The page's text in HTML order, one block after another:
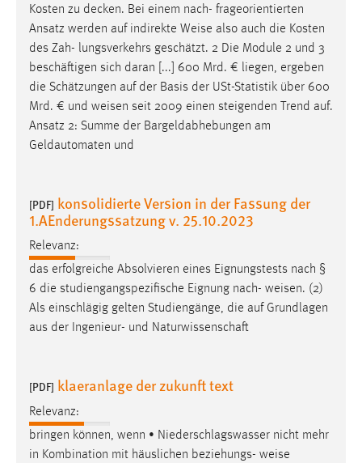
Kosten zu decken. Bei einem nach- frageorientierten
Ansatz werden auf indirekte Weise also auch die Kosten
des Zah- lungsverkehrs geschätzt. 2 Die Module 2 und 3
beschäftigen sich daran [...] 600 Mrd. € liegen, ergeben
die Schätzungen auf der Basis der USt-Statistik über 600
Mrd. € und weisen seit 2009 einen steigenden Trend auf.
Ansatz 2: Summe der Bargeldabhebungen am
Geldautomaten und
[PDF] konsolidierte Version in der Fassung der
1.AEnderungssatzung v. 25.10.2023
Relevanz:
das erfolgreiche Absolvieren eines Eignungstests nach §
6 die studiengangspezifische Eignung nach- weisen. (2)
Als einschlägig gelten Studiengänge, die auf Grundlagen
aus der Ingenieur- und Naturwissenschaft
[PDF] klaeranlage der zukunft text
Relevanz:
bringen können, wenn • Niederschlagswasser nicht mehr
in Kombination mit häuslichen beziehungs- weise